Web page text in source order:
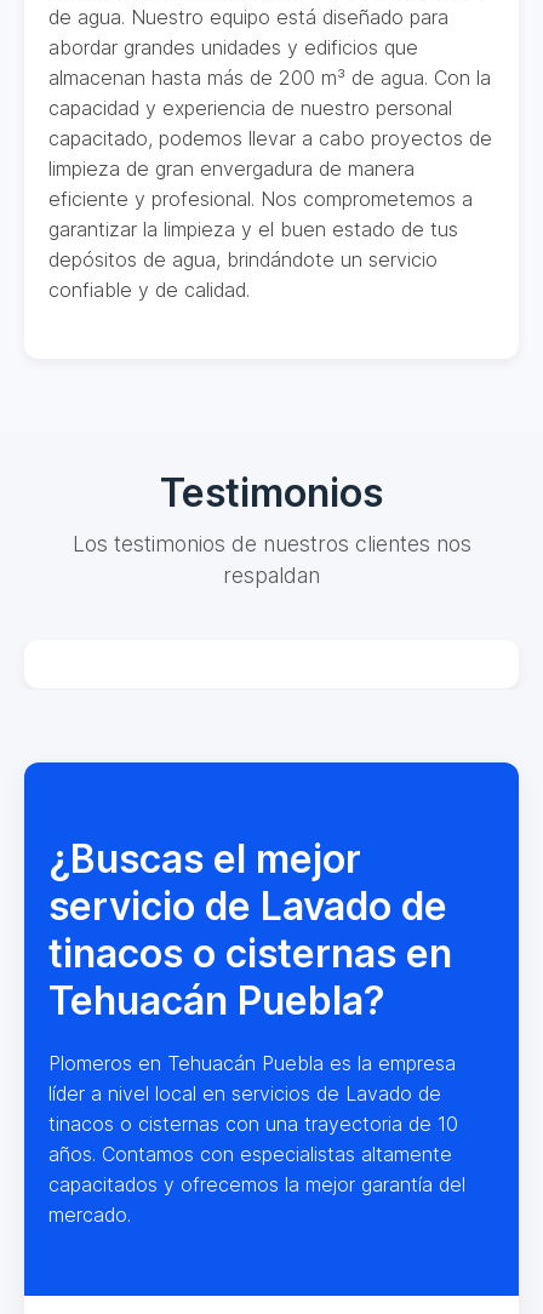
de agua. Nuestro equipo está diseñado para
abordar grandes unidades y edificios que
almacenan hasta más de 200 m³ de agua. Con la
capacidad y experiencia de nuestro personal
capacitado, podemos llevar a cabo proyectos de
limpieza de gran envergadura de manera
eficiente y profesional. Nos comprometemos a
garantizar la limpieza y el buen estado de tus
depósitos de agua, brindándote un servicio
confiable y de calidad.
Testimonios
Los testimonios de nuestros clientes nos
respaldan
¿Buscas el mejor
servicio de Lavado de
tinacos o cisternas en
Tehuacán Puebla?
Plomeros en Tehuacán Puebla es la empresa
líder a nivel local en servicios de Lavado de
tinacos o cisternas con una trayectoria de 10
años. Contamos con especialistas altamente
capacitados y ofrecemos la mejor garantía del
mercado.